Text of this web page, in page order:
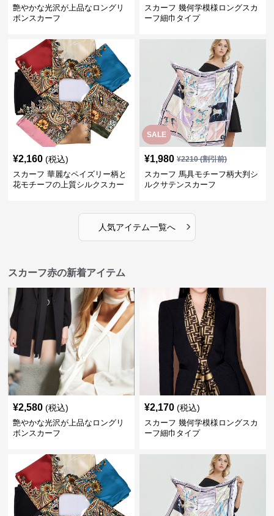
艶やかな光沢が上品なロングリ
ボンスカーフ
スカーフ 幾何学模様ロングスカ
ーフ細巾タイプ
¥2,160 (税込)
スカーフ 華麗なペイズリー柄と
花モチーフの上質シルクスカー
SALE
¥1,980 ¥2210(割引前)
スカーフ 馬具モチーフ柄大判シ
ルクサテンスカーフ
人気アイテム一覧へ ›
スカーフ赤の新着アイテム
¥2,580 (税込)
艶やかな光沢が上品なロングリ
ボンスカーフ
¥2,170 (税込)
スカーフ 幾何学模様ロングスカ
ーフ細巾タイプ